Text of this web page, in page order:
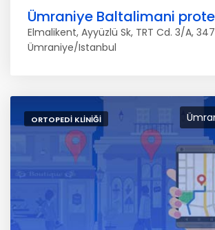
Ümraniye Baltalimani
Elmalikent, Ayyüzlü Sk, TRT Cd. 3/A,
Ümraniye/Istanbul
ORTOPEDI KLINIĞI